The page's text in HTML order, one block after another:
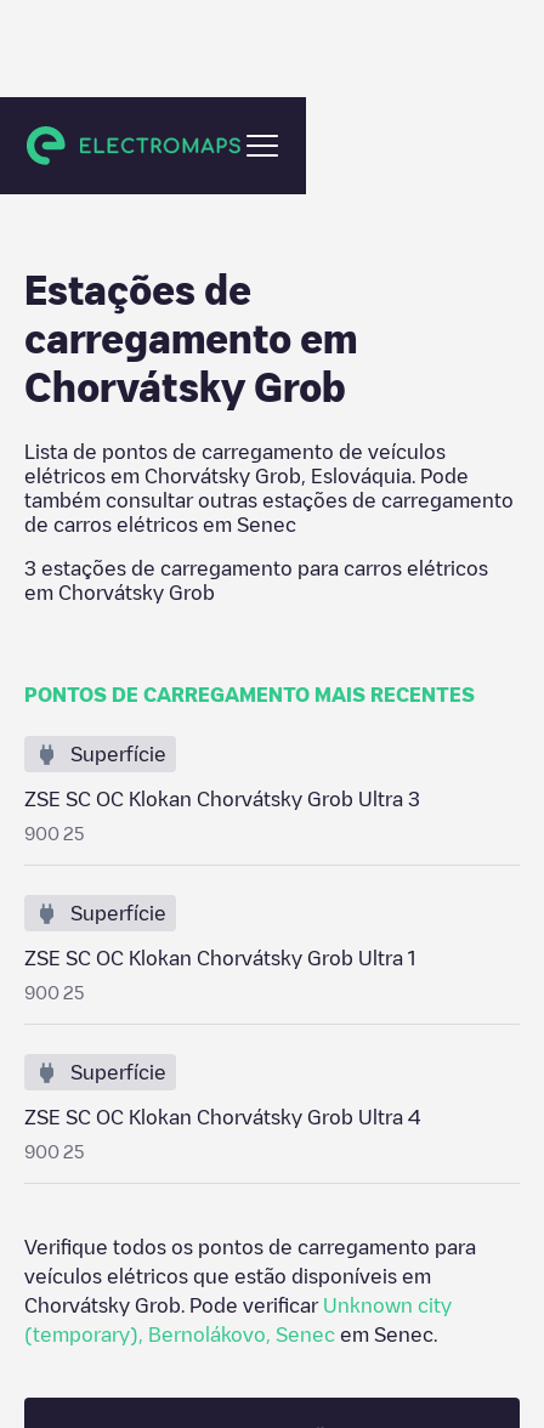
Senec
Estações de
carregamento em
Chorvátsky Grob
Lista de pontos de carregamento de veículos
elétricos em Chorvátsky Grob Eslováquia . Pode
também consultar outras estações de carregamento
de carros elétricos em Senec
3 estações de carregamento para carros elétricos
em Chorvátsky Grob
PONTOS DE CARREGAMENTO MAIS RECENTES
Superfície
ZSE SC OC Klokan Chorvátsky Grob Ultra 3
900 25
Superfície
ZSE SC OC Klokan Chorvátsky Grob Ultra 1
900 25
Superfície
ZSE SC OC Klokan Chorvátsky Grob Ultra 4
900 25
Verifique todos os pontos de carregamento para
veículos elétricos que estão disponíveis em
Chorvátsky Grob . Pode verificar Unknown city
(temporary)
Bernolákovo Senec em Senec